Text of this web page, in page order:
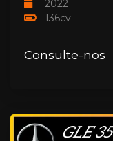
2022
136cv
Consulte-nos